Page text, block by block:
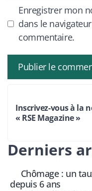
Enregistrer mon
dans le
commentaire.
Inscrivez-vous à la
« RSE Magazine »
Derniers
Chômage : un
depuis 6 ans